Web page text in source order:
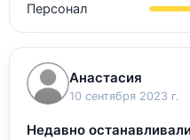
Персонал
Анастасия
10 сентября 2023 г.
Недавно